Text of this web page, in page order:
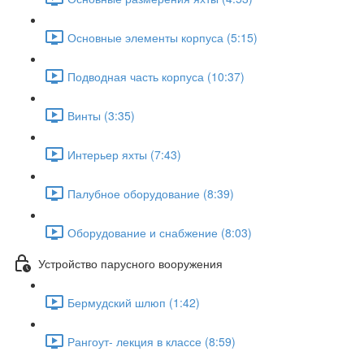
Основные элементы корпуса (5:15)
Подводная часть корпуса (10:37)
Винты (3:35)
Интерьер яхты (7:43)
Палубное оборудование (8:39)
Оборудование и снабжение (8:03)
Устройство парусного вооружения
Бермудский шлюп (1:42)
Рангоут- лекция в классе (8:59)